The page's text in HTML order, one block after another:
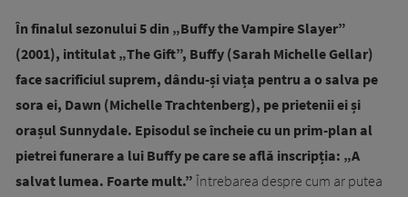
În finalul sezonului 5 din „Buffy the Vampire Slayer”
(2001), intitulat „The Gift”, Buffy (Sarah Michelle Gellar)
face sacrificiul suprem, dându-și viața pentru a o salva pe
sora ei, Dawn (Michelle Trachtenberg), pe prietenii ei și
orașul Sunnydale. Episodul se încheie cu un prim-plan al
pietrei funerare a lui Buffy pe care se află inscripția: „A
salvat lumea. Foarte mult.” Întrebarea despre cum ar putea